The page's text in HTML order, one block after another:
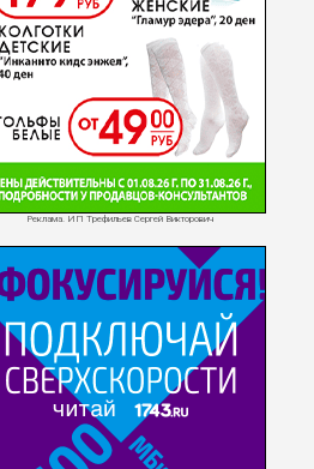
Реклама. ИП Трефильев Сергей Викторович